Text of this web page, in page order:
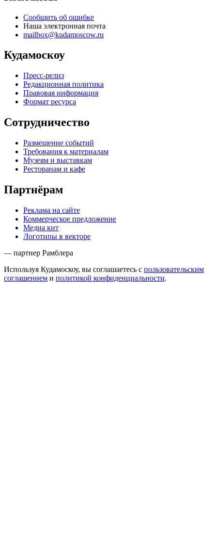
Сообщить об ошибке
Наша электронная почта
mailbox@kudamoscow.ru
Кудамоскоу
Пресс-релиз
Редакционная политика
Правовая информация
Формат ресурса
Сотрудничество
Размещение событий
Требования к материалам
Музеям и выставкам
Ресторанам и кафе
Партнёрам
Реклама на сайте
Коммерческое предложение
Медиа кит
Логотипы в векторе
— партнер Рамблера
Используя Кудамоскоу, вы соглашаетесь с пользовательским
соглашением и политикой конфиденциальности.